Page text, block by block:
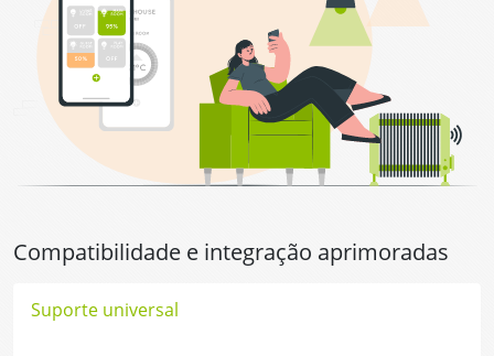
Compatibilidade e integração aprimoradas
Suporte universal